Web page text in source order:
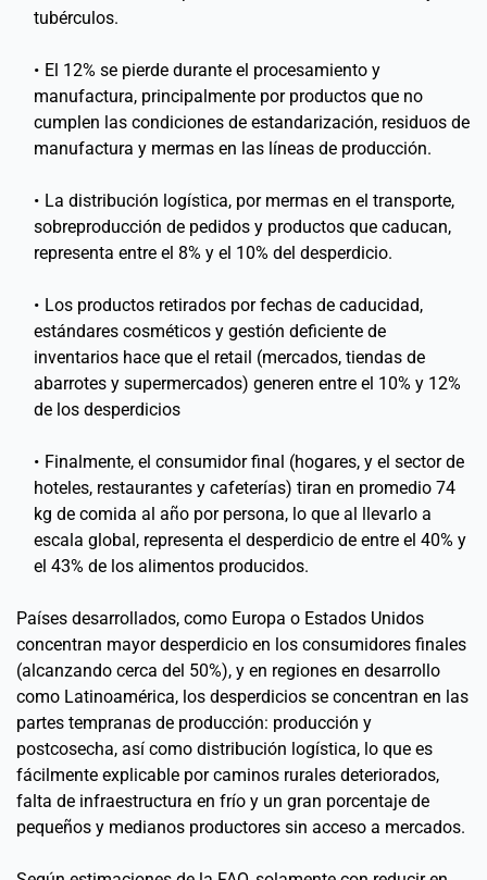
tubérculos.
El 12% se pierde durante el procesamiento y
manufactura, principalmente por productos que no
cumplen las condiciones de estandarización, residuos de
manufactura y mermas en las líneas de producción.
La distribución logística, por mermas en el transporte,
sobreproducción de pedidos y productos que caducan,
representa entre el 8% y el 10% del desperdicio.
Los productos retirados por fechas de caducidad,
estándares cosméticos y gestión deficiente de
inventarios hace que el retail (mercados, tiendas de
abarrotes y supermercados) generen entre el 10% y 12%
de los desperdicios
Finalmente, el consumidor final (hogares, y el sector de
hoteles, restaurantes y cafeterías) tiran en promedio 74
kg de comida al año por persona, lo que al llevarlo a
escala global, representa el desperdicio de entre el 40% y
el 43% de los alimentos producidos.
Países desarrollados, como Europa o Estados Unidos
concentran mayor desperdicio en los consumidores finales
(alcanzando cerca del 50%), y en regiones en desarrollo
como Latinoamérica, los desperdicios se concentran en las
partes tempranas de producción: producción y
postcosecha, así como distribución logística, lo que es
fácilmente explicable por caminos rurales deteriorados,
falta de infraestructura en frío y un gran porcentaje de
pequeños y medianos productores sin acceso a mercados.